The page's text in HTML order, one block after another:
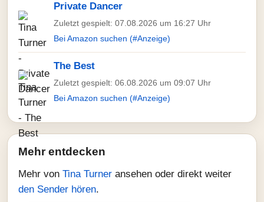
Private Dancer
Zuletzt gespielt: 07.08.2026 um 16:27 Uhr
Bei Amazon suchen (#Anzeige)
The Best
Zuletzt gespielt: 06.08.2026 um 09:07 Uhr
Bei Amazon suchen (#Anzeige)
Mehr entdecken
Mehr von Tina Turner ansehen oder direkt weiter
den Sender hören.